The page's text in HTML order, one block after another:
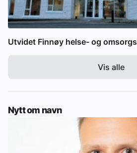
Utvidet Finnøy helse- og
Vis alle
Nytt om navn